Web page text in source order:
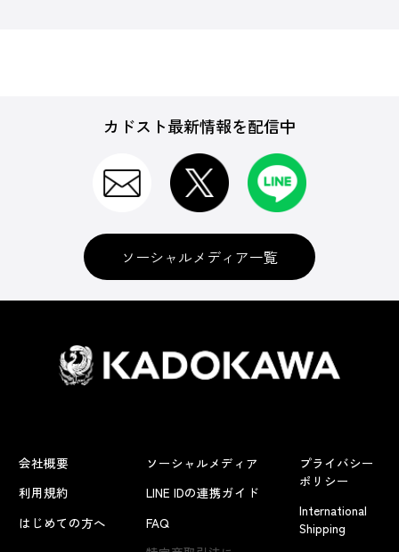
カドスト最新情報を配信中
ソーシャルメディア一覧
会社概要
利用規約
はじめての方へ
ソーシャルメディア
LINE IDの連携ガイド
FAQ
プライバシー
ポリシー
International
Shipping